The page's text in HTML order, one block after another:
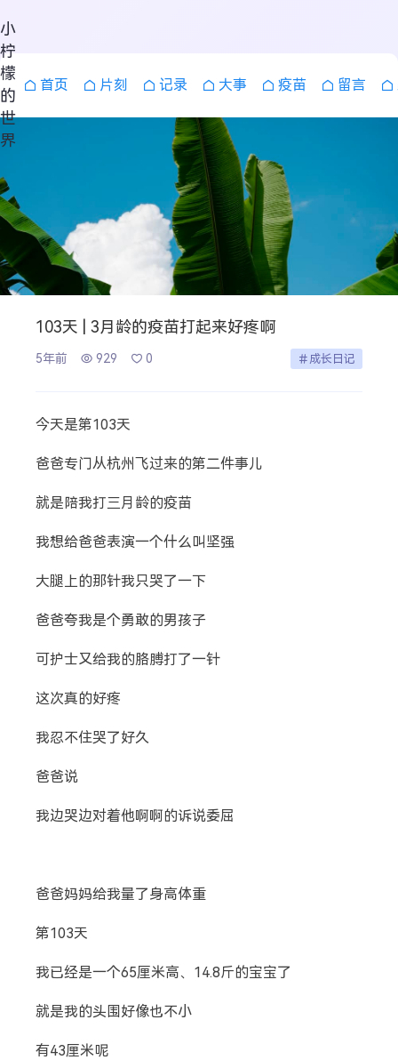
小
柠
檬
的
世
界
首页 片刻 记录 大事 疫苗 留言
103天 | 3月龄的疫苗打起来好疼啊
5年前 929 0 成长日记
今天是第103天
爸爸专门从杭州飞过来的第二件事儿
就是陪我打三月龄的疫苗
我想给爸爸表演一个什么叫坚强
大腿上的那针我只哭了一下
爸爸夸我是个勇敢的男孩子
可护士又给我的胳膊打了一针
这次真的好疼
我忍不住哭了好久
爸爸说
我边哭边对着他啊啊的诉说委屈
爸爸妈妈给我量了身高体重
第103天
我已经是一个65厘米高、14.8斤的宝宝了
就是我的头围好像也不小
有43厘米呢